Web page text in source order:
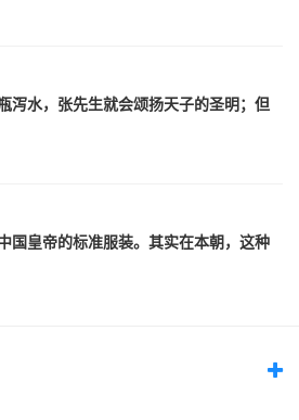
泻水，张先生就会颂扬天子的圣明；但
国皇帝的标准服装。其实在本朝，这种